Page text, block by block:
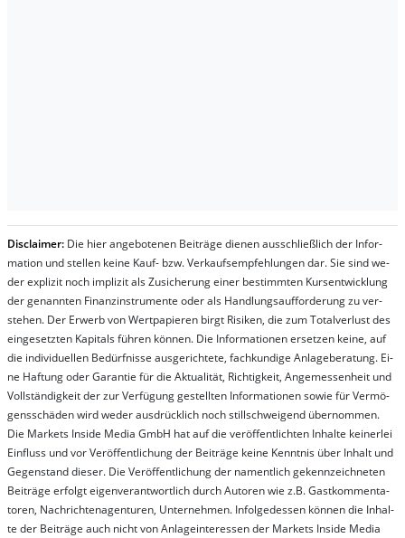
Dis­clai­mer: Die hier an­ge­bo­te­nen Bei­trä­ge die­nen aus­schließ­lich der In­for­
ma­t­ion und stel­len kei­ne Kauf- bzw. Ver­kaufs­em­pfeh­lung­en dar. Sie sind we­
der ex­pli­zit noch im­pli­zit als Zu­sich­er­ung ei­ner be­stim­mt­en Kurs­ent­wick­lung
der ge­nan­nt­en Fi­nanz­in­stru­men­te oder als Handl­ungs­auf­for­der­ung zu ver­
steh­en. Der Er­werb von Wert­pa­pier­en birgt Ri­si­ken, die zum To­tal­ver­lust des
ein­ge­setz­ten Ka­pi­tals füh­ren kön­nen. Die In­for­ma­tion­en er­setz­en kei­ne, auf
die in­di­vi­du­el­len Be­dür­fnis­se aus­ge­rich­te­te, fach­kun­di­ge An­la­ge­be­ra­tung. Ei­
ne Haf­tung oder Ga­ran­tie für die Ak­tu­ali­tät, Rich­tig­keit, An­ge­mes­sen­heit und
Vol­lständ­ig­keit der zur Ver­fü­gung ge­stel­lt­en In­for­ma­tion­en so­wie für Ver­mö­
gens­schä­den wird we­der aus­drück­lich noch stil­lschwei­gend über­nom­men.
Die Mar­kets In­side Me­dia GmbH hat auf die ver­öf­fent­lich­ten In­hal­te kei­ner­lei
Ein­fluss und vor Ver­öf­fent­lich­ung der Bei­trä­ge kei­ne Ken­nt­nis über In­halt und
Ge­gen­stand die­ser. Die Ver­öf­fent­lich­ung der na­ment­lich ge­kenn­zeich­net­en
Bei­trä­ge er­folgt ei­gen­ver­ant­wort­lich durch Au­tor­en wie z.B. Gast­kom­men­ta­
tor­en, Nach­richt­en­ag­en­tur­en, Un­ter­neh­men. In­fol­ge­des­sen kön­nen die In­hal­
te der Bei­trä­ge auch nicht von An­la­ge­in­te­res­sen der Mar­kets In­side Me­dia